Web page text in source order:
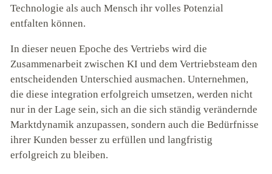
Technologie als auch Mensch ihr volles Potenzial
entfalten können.
In dieser neuen Epoche des Vertriebs wird die
Zusammenarbeit zwischen KI und dem Vertriebsteam den
entscheidenden Unterschied ausmachen. Unternehmen,
die diese integration erfolgreich umsetzen, werden nicht
nur in der Lage sein, sich an die sich ständig verändernde
Marktdynamik anzupassen, sondern auch die Bedürfnisse
ihrer Kunden besser zu erfüllen und langfristig
erfolgreich zu bleiben.